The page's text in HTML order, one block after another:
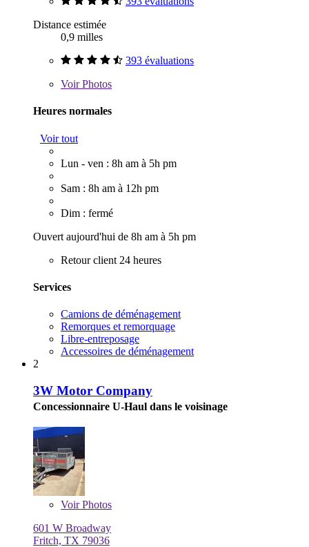
Distance estimée
0,9 milles
393 évaluations
VoirPhotos
Heures normales
Voir tout
Lun - ven : 8h am à 5h pm
Sam : 8h am à 12h pm
Dim : fermé
Ouvert aujourd'hui de 8h am à 5h pm
Retour client 24 heures
Services
Camions de déménagement
Remorques et remorquage
Libre-entreposage
Accessoires de déménagement
2
3W Motor Company
Concessionnaire U-Haul dans le voisinage
VoirPhotos
601 W Broadway
Fritch, TX 79036